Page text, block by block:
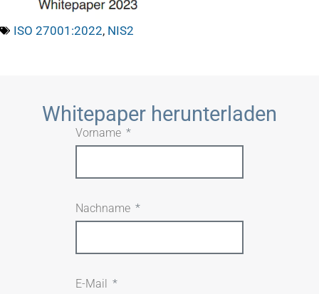
ISO 27001:2022, NIS2
Whitepaper herunterladen
Vorname
Nachname
E-Mail